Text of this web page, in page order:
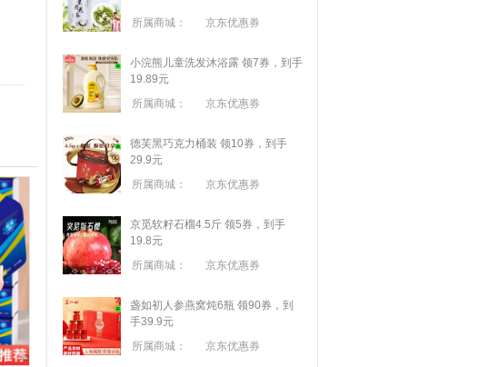
所属商城： 京东优惠券
小浣熊儿童洗发沐浴露 领7券，到手
19.89元
所属商城：
京东优惠券
德芙黑巧克力桶装 领10券，到手
29.9元
所属商城：
京东优惠券
京觅软籽石榴4.5斤 领5券，到手
19.8元
所属商城：
京东优惠券
盏如初人参燕窝炖6瓶 领90券，到
手39.9元
所属商城：
京东优惠券